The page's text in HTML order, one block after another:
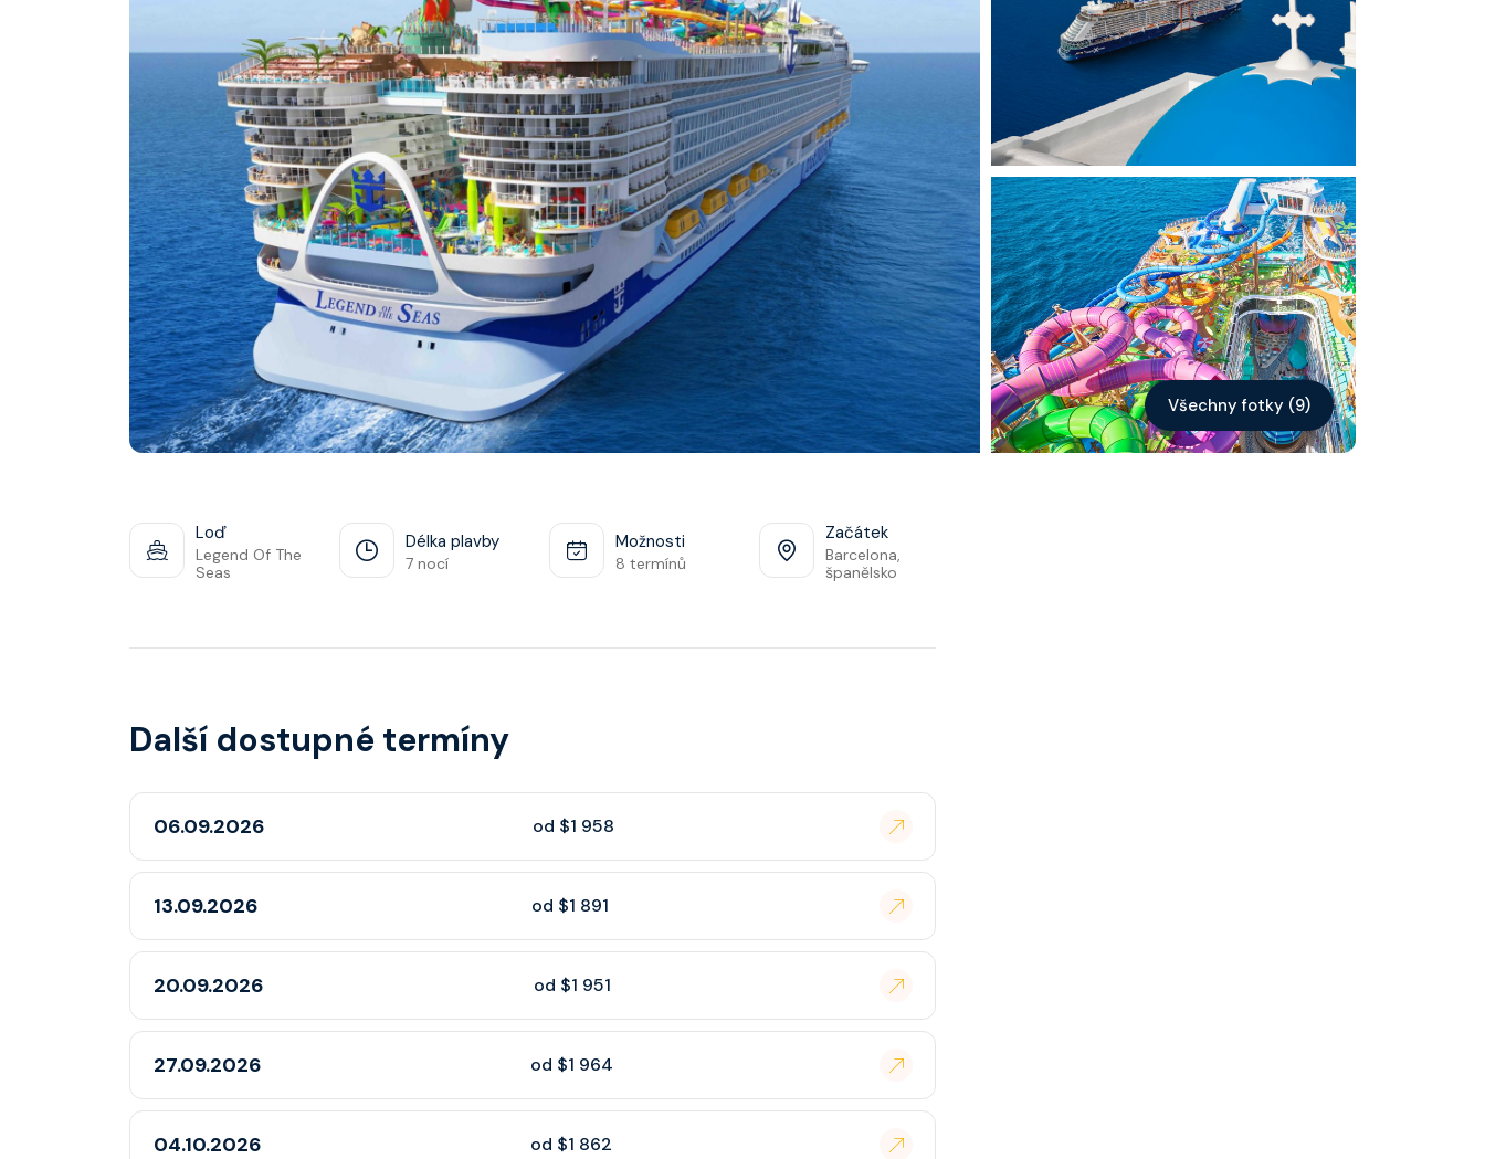
Kontakt
Vyhledat plavbu
Všechny fotky (9)
Loď
Legend Of The
Seas
Délka plavby
7 nocí
Možnosti
8 termínů
Začátek
Barcelona,
španělsko
Další dostupné termíny
06.09.2026 od $1 958
13.09.2026 od $1 891
20.09.2026 od $1 951
27.09.2026 od $1 964
04.10.2026 od $1 862